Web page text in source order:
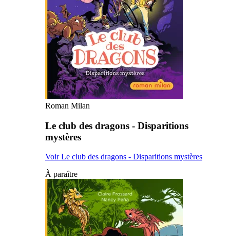
Roman Milan
Le club des dragons - Disparitions
mystères
Voir Le club des dragons - Disparitions mystères
À paraître